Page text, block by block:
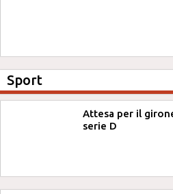
Sport
Attesa per il
serie D